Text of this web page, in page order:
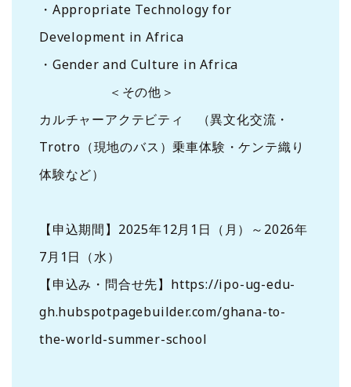
・Appropriate Technology for
Development in Africa
・Gender and Culture in Africa
＜その他＞
カルチャーアクテビティ （異文化交流・
Trotro（現地のバス）乗車体験・ケンテ織り
体験など）
【申込期間】2025年12月1日（月）～2026年
7月1日（水）
【申込み・問合せ先】https://ipo-ug-edu-
gh.hubspotpagebuilder.com/ghana-to-
the-world-summer-school